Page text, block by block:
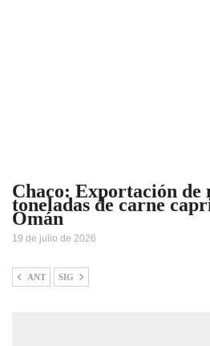
Chaco: Exportación de
toneladas de carne
Omán
19 de julio de 2026
ANT SIG